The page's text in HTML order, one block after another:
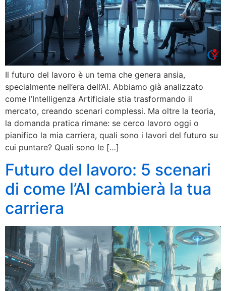
Il futuro del lavoro è un tema che genera ansia,
specialmente nell’era dell’AI. Abbiamo già analizzato
come l’Intelligenza Artificiale stia trasformando il
mercato, creando scenari complessi. Ma oltre la teoria,
la domanda pratica rimane: se cerco lavoro oggi o
pianifico la mia carriera, quali sono i lavori del futuro su
cui puntare? Quali sono le […]
Futuro del lavoro: 5 scenari
di come l’AI cambierà la tua
carriera